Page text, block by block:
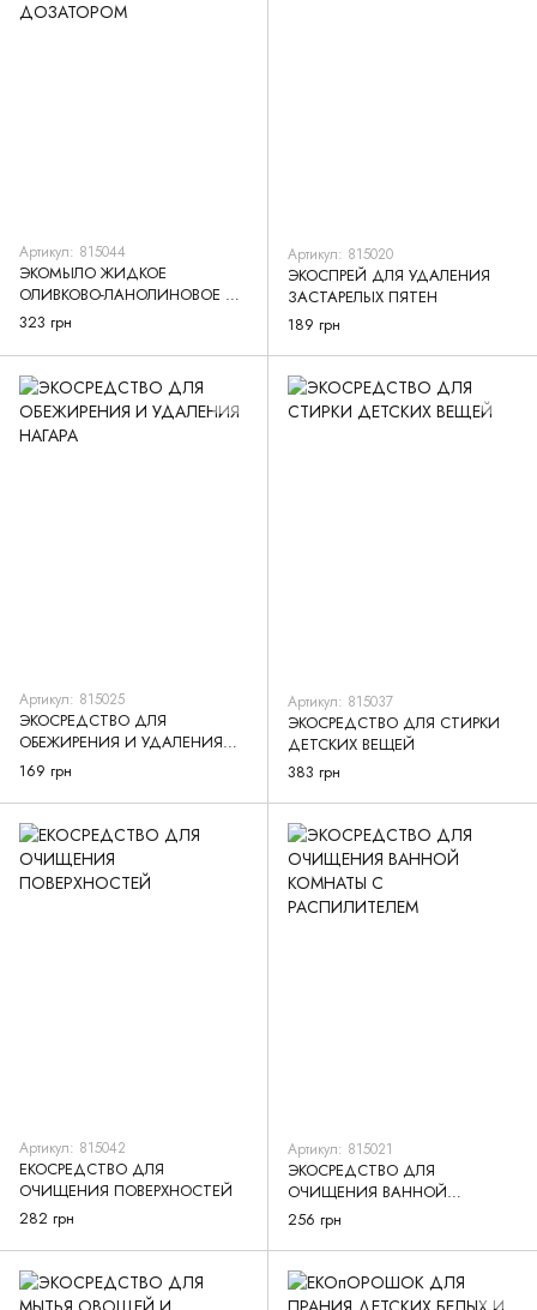
Артикул: 815044
ЭКОМЫЛО ЖИДКОЕ
ОЛИВКОВО-ЛАНОЛИНОВОЕ С
ДОЗАТОРОМ
323 грн
Артикул: 815020
ЭКОСПРЕЙ ДЛЯ УДАЛЕНИЯ
ЗАСТАРЕЛЫХ ПЯТЕН
189 грн
Артикул: 815025
ЭКОСРЕДСТВО ДЛЯ
ОБЕЖИРЕНИЯ И УДАЛЕНИЯ
НАГАРА
169 грн
Артикул: 815037
ЭКОСРЕДСТВО ДЛЯ СТИРКИ
ДЕТСКИХ ВЕЩЕЙ
383 грн
Артикул: 815042
ЕКОСРЕДСТВО ДЛЯ
ОЧИЩЕНИЯ ПОВЕРХНОСТЕЙ
282 грн
Артикул: 815021
ЭКОСРЕДСТВО ДЛЯ
ОЧИЩЕНИЯ ВАННОЙ
КОМНАТЫ С РАСПИЛИТЕЛЕМ
256 грн